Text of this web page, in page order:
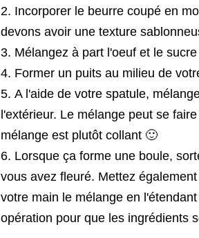
Incorporer le beurre coupé en
devons avoir une texture
Mélangez à part l'oeuf et le
Former un puits au milieu de
A l'aide de votre spatule,
l'extérieur. Le mélange peut se
mélange est plutôt collant 🙂
Lorsque ça forme une boule,
vous avez fleuré. Mettez
votre main le mélange en
opération pour que les ingrédients